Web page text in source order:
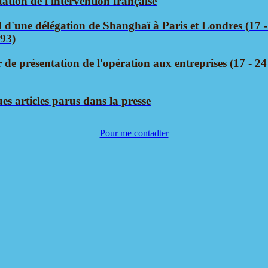
d'une délégation de Shanghaï à Paris et Londres (17
de présentation de l'opération aux entreprises (17 -
articles parus dans la presse
Pour me contadter